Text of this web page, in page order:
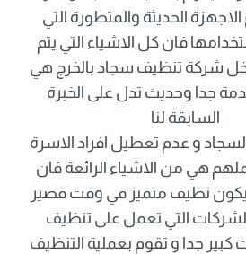
الاجهزة الحديثة والمتطورة التي
فان كل الاشياء التي يتم
شركة تنظيف سجاد بالخرج هي
جدا وحديث تدل على الخبرة
السابقة لنا
و عدم تعطيل افراد الاسرة
هي من الاشياء الرائعة فان
نظيف متميز في وقت قصير
التي تعمل على تنظيف
جدا و تقوم بعملية التنظيف